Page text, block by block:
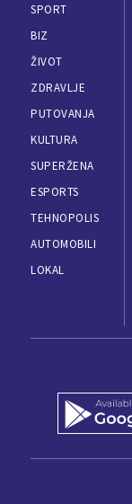
SPORT
BIZ
ŽIVOT
ZDRAVLJE
PUTOVANJA
KULTURA
SUPERŽENA
ESPORTS
TEHNOPOLIS
AUTOMOBILI
LOKAL